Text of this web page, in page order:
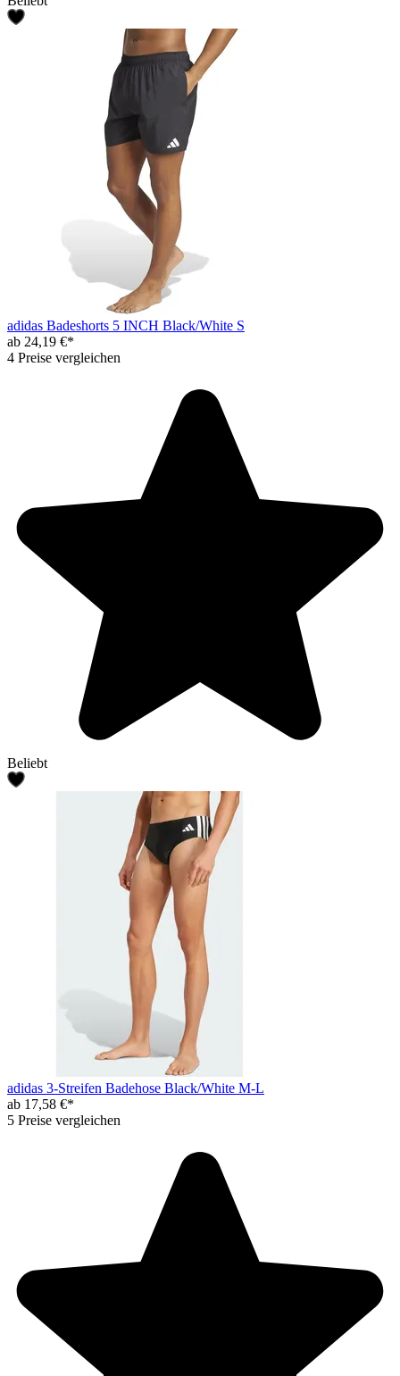
adidas Badeshorts 5 INCH Black/White S
ab 24,19 €*
4 Preise vergleichen
Beliebt
adidas 3-Streifen Badehose Black/White M-L
ab 17,58 €*
5 Preise vergleichen